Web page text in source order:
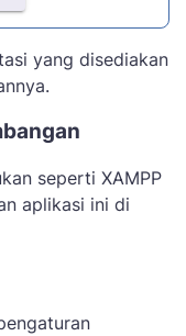
yang disediakan
seperti XAMPP
aplikasi ini di